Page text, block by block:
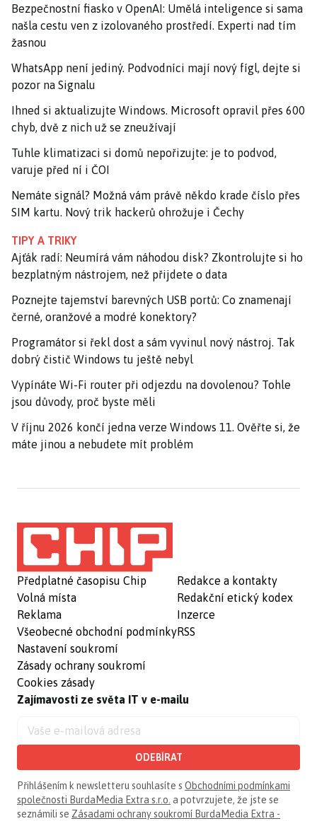
Bezpečnostní fiasko v OpenAI: Umělá inteligence si sama
našla cestu ven z izolovaného prostředí. Experti nad tím
žasnou
WhatsApp není jediný. Podvodníci mají nový fígl, dejte si
pozor na Signalu
Ihned si aktualizujte Windows. Microsoft opravil přes 600
chyb, dvě z nich už se zneužívají
Tuhle klimatizaci si domů nepořizujte: je to podvod,
varuje před ní i ČOI
Nemáte signál? Možná vám právě někdo krade číslo přes
SIM kartu. Nový trik hackerů ohrožuje i Čechy
TIPY A TRIKY
Ajťák radí: Neumírá vám náhodou disk? Zkontrolujte si ho
bezplatným nástrojem, než přijdete o data
Poznejte tajemství barevných USB portů: Co znamenají
černé, oranžové a modré konektory?
Programátor si řekl dost a sám vyvinul nový nástroj. Tak
dobrý čistič Windows tu ještě nebyl
Vypínáte Wi-Fi router při odjezdu na dovolenou? Tohle
jsou důvody, proč byste měli
V říjnu 2026 končí jedna verze Windows 11. Ověřte si, že
máte jinou a nebudete mít problém
Předplatné časopisu Chip
Volná místa
Reklama
Všeobecné obchodní podmínky
Nastavení soukromí
Zásady ochrany soukromí
Cookies zásady
Redakce a kontakty
Redakční etický kodex
Inzerce
RSS
Zajímavosti ze světa IT v e-mailu
ODEBÍRAT
Přihlášením k newsletteru souhlasíte s Obchodními podmínkami
společnosti BurdaMedia Extra s.r.o. a potvrzujete, že jste se
seznámili se Zásadami ochrany soukromí BurdaMedia Extra -